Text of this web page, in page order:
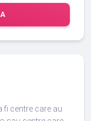
fi centre care au